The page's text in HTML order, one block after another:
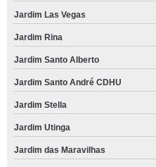
Jardim Las Vegas
Jardim Rina
Jardim Santo Alberto
Jardim Santo André CDHU
Jardim Stella
Jardim Utinga
Jardim das Maravilhas